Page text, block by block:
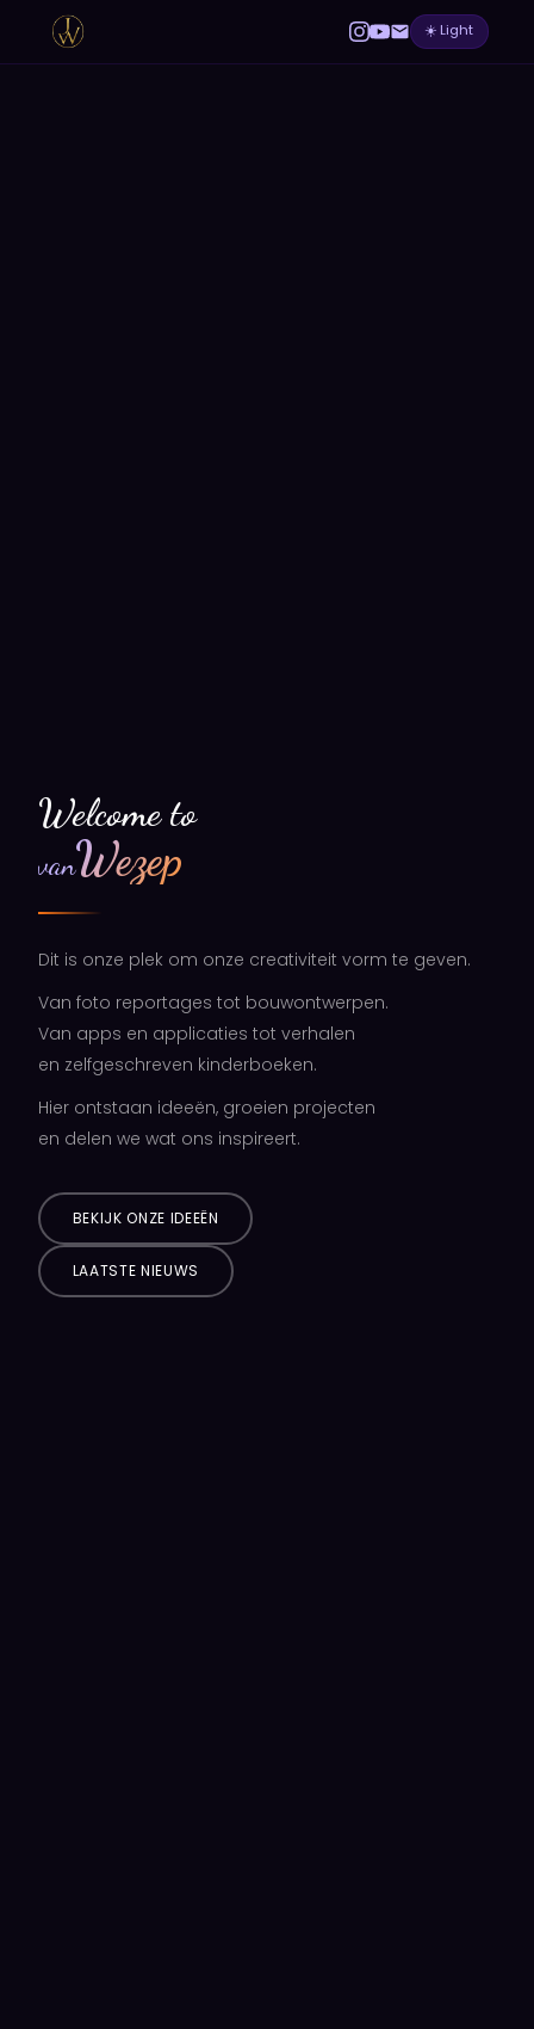
☀️ Light
Welcome to
vanWezep
Dit is onze plek om onze creativiteit vorm te geven.
Van foto reportages tot bouwontwerpen.
Van apps en applicaties tot verhalen
en zelfgeschreven kinderboeken.
Hier ontstaan ideeën, groeien projecten
en delen we wat ons inspireert.
BEKIJK ONZE IDEEËN
LAATSTE NIEUWS